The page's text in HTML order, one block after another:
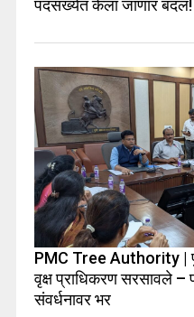
पदसंख्येत केला जाणार बदल!
PMC Tree Authority |
वृक्ष प्राधिकरण सरसावले
संवर्धनावर भर